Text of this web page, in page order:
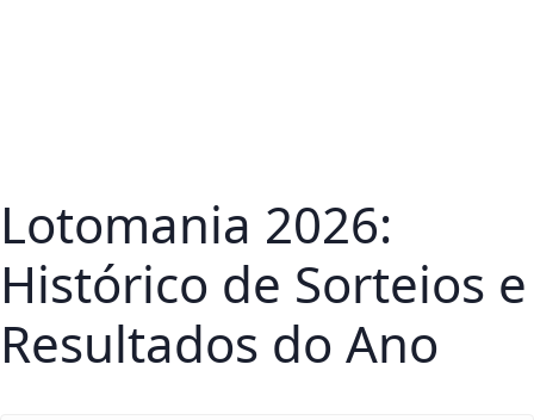
Lotomania 2026:
Histórico de Sorteios e
Resultados do Ano